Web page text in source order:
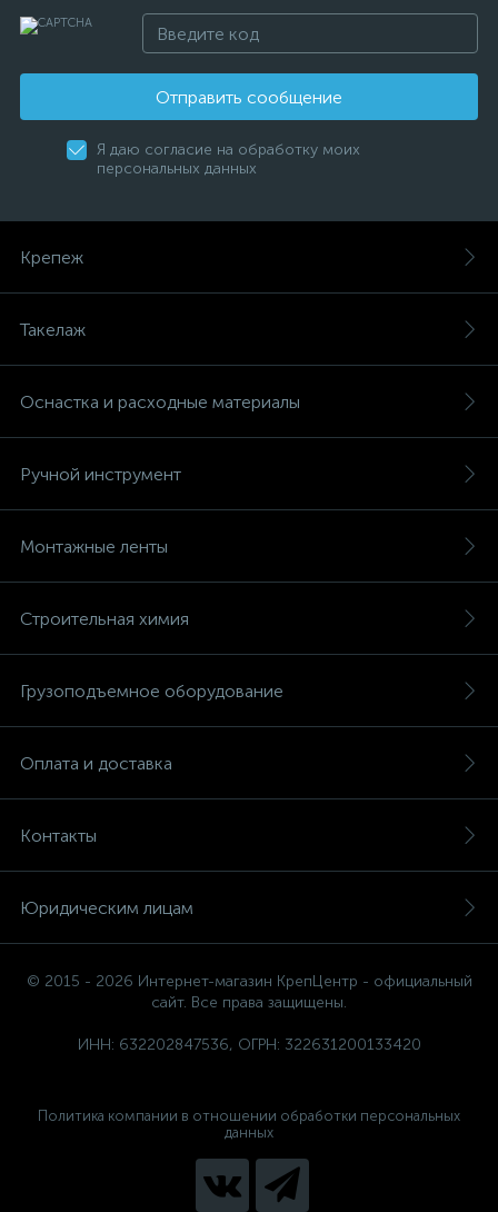
Отправить сообщение
Я даю согласие на обработку моих
персональных данных
Крепеж
Такелаж
Оснастка и расходные материалы
Ручной инструмент
Монтажные ленты
Строительная химия
Грузоподъемное оборудование
Оплата и доставка
Контакты
Юридическим лицам
© 2015 - 2026 Интернет-магазин КрепЦентр - официальный
сайт. Все права защищены.
ИНН: 632202847536, ОГРН: 322631200133420
Политика компании в отношении обработки персональных
данных